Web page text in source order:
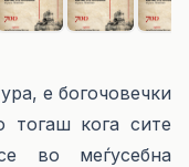
е богочовечки
тогаш кога сите
во меѓусебна